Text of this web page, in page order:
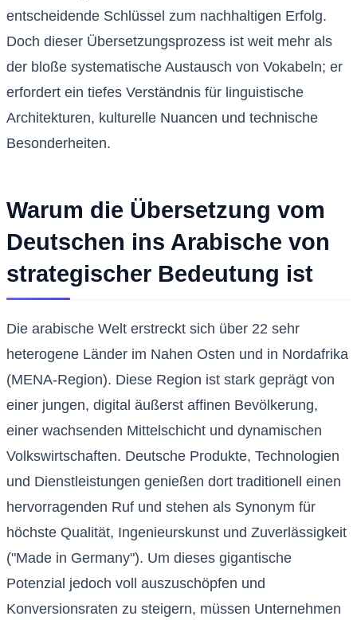
entscheidende Schlüssel zum nachhaltigen Erfolg.
Doch dieser Übersetzungsprozess ist weit mehr als
der bloße systematische Austausch von Vokabeln; er
erfordert ein tiefes Verständnis für linguistische
Architekturen, kulturelle Nuancen und technische
Besonderheiten.
Warum die Übersetzung vom
Deutschen ins Arabische von
strategischer Bedeutung ist
Die arabische Welt erstreckt sich über 22 sehr
heterogene Länder im Nahen Osten und in Nordafrika
(MENA-Region). Diese Region ist stark geprägt von
einer jungen, digital äußerst affinen Bevölkerung,
einer wachsenden Mittelschicht und dynamischen
Volkswirtschaften. Deutsche Produkte, Technologien
und Dienstleistungen genießen dort traditionell einen
hervorragenden Ruf und stehen als Synonym für
höchste Qualität, Ingenieurskunst und Zuverlässigkeit
("Made in Germany"). Um dieses gigantische
Potenzial jedoch voll auszuschöpfen und
Konversionsraten zu steigern, müssen Unternehmen